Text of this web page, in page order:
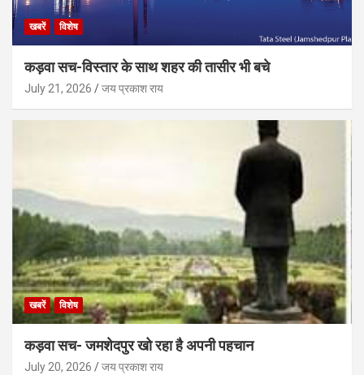
खबरें विशेष
कड़वा सच-विस्तार के साथ शहर की तासीर भी बचे
July 21, 2026 जय प्रकाश राय
खबरें विशेष
कड़वा सच- जमशेदपुर खो रहा है अपनी पहचान
July 20, 2026 जय प्रकाश राय